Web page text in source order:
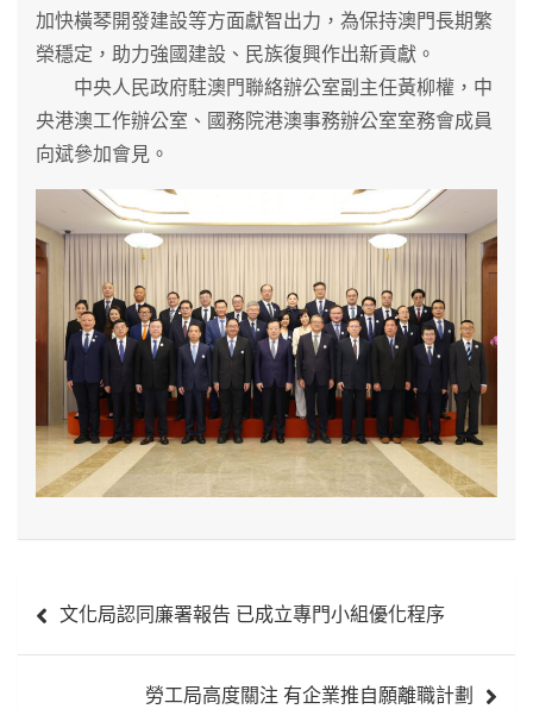
加快橫琴開發建設等方面獻智出力，為保持澳門長期繁
榮穩定，助力強國建設、民族復興作出新貢獻。
中央人民政府駐澳門聯絡辦公室副主任黃柳權，中
央港澳工作辦公室、國務院港澳事務辦公室室務會成員
向斌參加會見。
章
導
文化局認同廉署報告 已成立專門小組優化程序
勞工局高度關注 有企業推自願離職計劃